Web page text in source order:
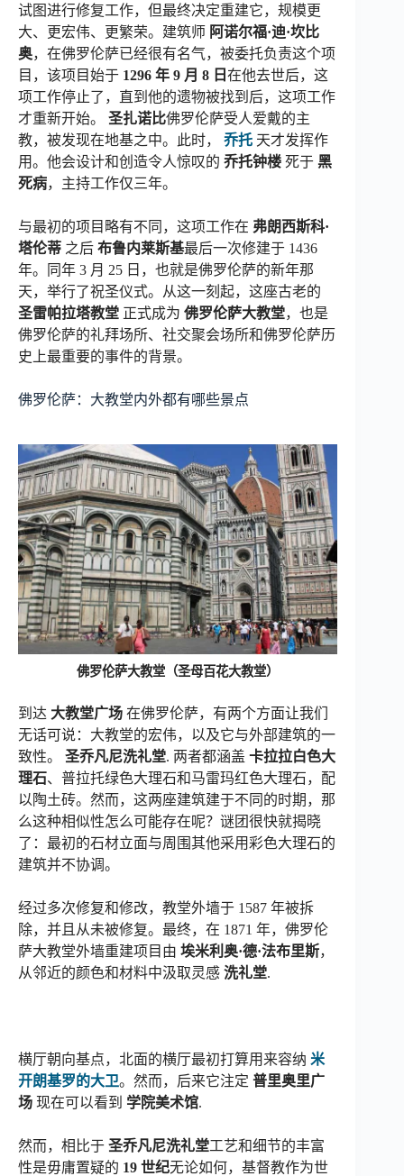
试图进行修复工作，但最终决定重建它，规模更
大、更宏伟、更繁荣。建筑师 阿诺尔福·迪·坎比
奥，在佛罗伦萨已经很有名气，被委托负责这个项
目，该项目始于 1296 年 9 月 8 日 在他去世后，这
项工作停止了，直到他的遗物被找到后，这项工作
才重新开始。 圣扎诺比佛罗伦萨受人爱戴的主
教，被发现在地基之中。此时， 乔托 天才发挥作
用。他会设计和创造令人惊叹的 乔托钟楼 死于 黑
死病，主持工作仅三年。
与最初的项目略有不同，这项工作在 弗朗西斯科·
塔伦蒂 之后 布鲁内莱斯基最后一次修建于 1436
年。同年 3 月 25 日，也就是佛罗伦萨的新年那
天，举行了祝圣仪式。从这一刻起，这座古老的
圣雷帕拉塔教堂 正式成为 佛罗伦萨大教堂，也是
佛罗伦萨的礼拜场所、社交聚会场所和佛罗伦萨历
史上最重要的事件的背景。
佛罗伦萨：大教堂内外都有哪些景点
佛罗伦萨大教堂（圣母百花大教堂）
到达 大教堂广场 在佛罗伦萨，有两个方面让我们
无话可说：大教堂的宏伟，以及它与外部建筑的一
致性。 圣乔凡尼洗礼堂. 两者都涵盖 卡拉拉白色大
理石、普拉托绿色大理石和马雷玛红色大理石，配
以陶土砖。然而，这两座建筑建于不同的时期，那
么这种相似性怎么可能存在呢？谜团很快就揭晓
了：最初的石材立面与周围其他采用彩色大理石的
建筑并不协调。
经过多次修复和修改，教堂外墙于 1587 年被拆
除，并且从未被修复。最终，在 1871 年，佛罗伦
萨大教堂外墙重建项目由 埃米利奥·德·法布里斯，
从邻近的颜色和材料中汲取灵感 洗礼堂.
横厅朝向基点，北面的横厅最初打算用来容纳 米
开朗基罗的大卫。然而，后来它注定 普里奥里广
场 现在可以看到 学院美术馆.
然而，相比于 圣乔凡尼洗礼堂工艺和细节的丰富
性是毋庸置疑的 19 世纪无论如何，基督教作为世